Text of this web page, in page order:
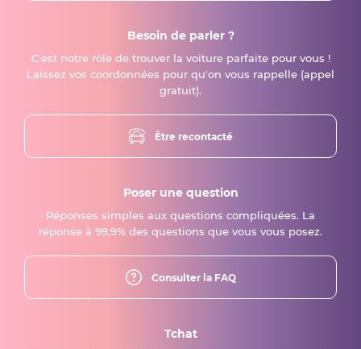
Besoin de parler ?
C'est notre rôle de trouver la voiture parfaite pour vous !
Laissez vos coordonnées pour qu'on vous rappelle (appel
gratuit).
Être recontacté
Poser une question
Réponses simples aux questions compliquées. La
réponse à 99,9% des questions que vous vous posez.
Consulter la FAQ
Tchat